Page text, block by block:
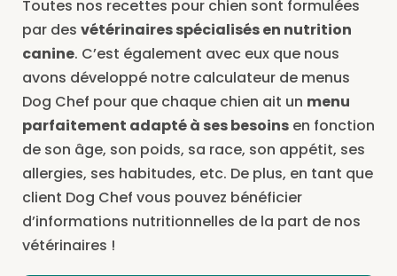
Toutes nos recettes pour chien sont formulées
par des vétérinaires spécialisés en nutrition
canine. C’est également avec eux que nous
avons développé notre calculateur de menus
Dog Chef pour que chaque chien ait un menu
parfaitement adapté à ses besoins en fonction
de son âge, son poids, sa race, son appétit, ses
allergies, ses habitudes, etc. De plus, en tant que
client Dog Chef vous pouvez bénéficier
d’informations nutritionnelles de la part de nos
vétérinaires !